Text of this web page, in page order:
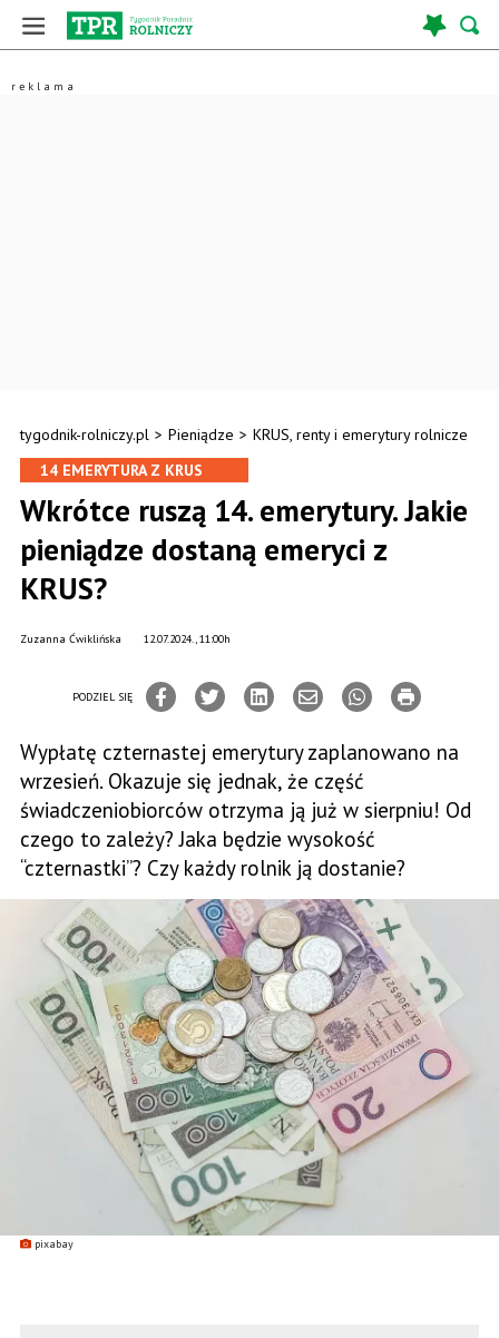
tygodnik-rolniczy.pl > Pieniądze > KRUS, renty i emerytury rolnicze
pixabay
14 EMERYTURA Z KRUS
Wkrótce ruszą 14. emerytury. Jakie
pieniądze dostaną emeryci z
KRUS?
12.07.2024., 11:00h
Zuzanna Ćwiklińska
PODZIEL SIĘ
Wypłatę czternastej emerytury zaplanowano na
wrzesień. Okazuje się jednak, że część
świadczeniobiorców otrzyma ją już w sierpniu! Od
czego to zależy? Jaka będzie wysokość
“czternastki”? Czy każdy rolnik ją dostanie?